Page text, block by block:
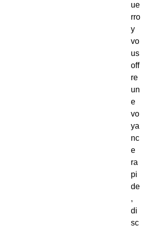
ue
rro
y
vo
us
off
re
un
e
vo
ya
nc
e
ra
pi
de
,
di
sc